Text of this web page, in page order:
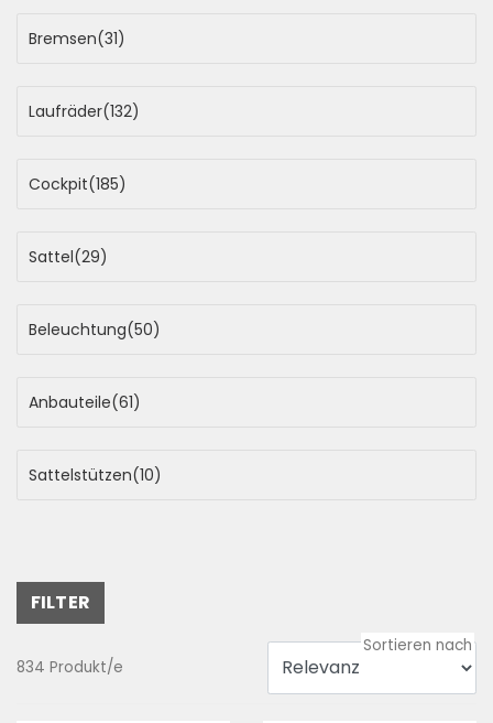
Bremsen(31)
Laufräder(132)
Cockpit(185)
Sattel(29)
Beleuchtung(50)
Anbauteile(61)
Sattelstützen(10)
FILTER
834 Produkt/e